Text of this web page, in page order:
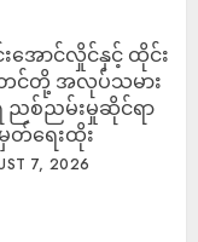
အောင်လှိုင်နှင့် ထိုင်း
တင်တို့ အလုပ်သမား
ေ ညစ်ညမ်းမှုဆိုင်ရာ
တ်ရေးထိုး
7, 2026